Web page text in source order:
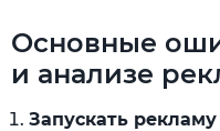
Основные
и анализе
Запускать